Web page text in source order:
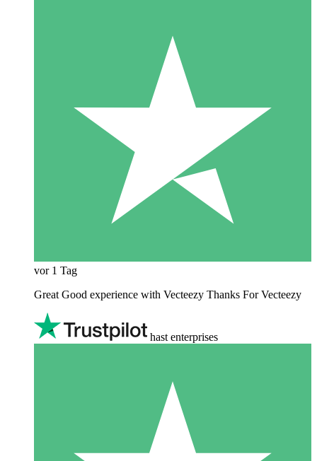
vor 1 Tag
Great Good experience with Vecteezy Thanks For Vecteezy
hast enterprises